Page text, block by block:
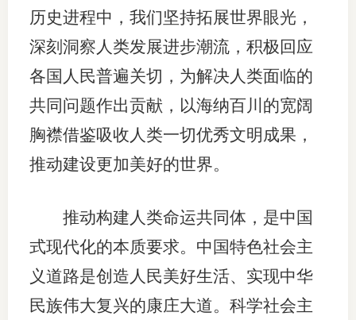
历史进程中，我们坚持拓展世界眼光，
深刻洞察人类发展进步潮流，积极回应
各国人民普遍关切，为解决人类面临的
共同问题作出贡献，以海纳百川的宽阔
胸襟借鉴吸收人类一切优秀文明成果，
推动建设更加美好的世界。
推动构建人类命运共同体，是中国
式现代化的本质要求。中国特色社会主
义道路是创造人民美好生活、实现中华
民族伟大复兴的康庄大道。科学社会主